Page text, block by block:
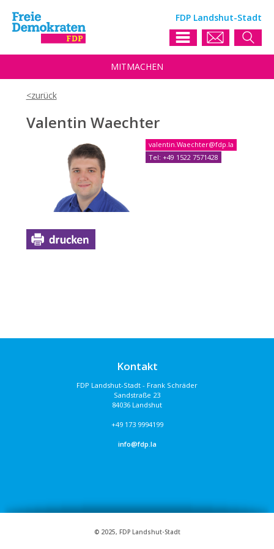
FDP Landshut-Stadt
MITMACHEN
Valentin Waechter
valentin.Waechter@fdp.la
Tel: +49 1522 7571428
Kontakt
FDP Landshut-Stadt - Frank Schräder
Sandstraße 23
84036 Landshut
+49 173 9994199
info@fdp.la
© 2025, FDP Landshut-Stadt